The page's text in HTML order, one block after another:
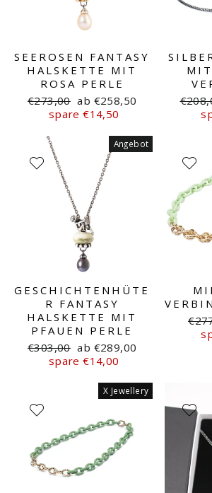
SEEROSEN FANTASY
HALSKETTE MIT
ROSA PERLE
Normaler
Preis
€273,00 Sonderpreis
ab €258,50
spare €14,50
Preis
Angebot
GESCHICHTENHÜTE
R FANTASY
HALSKETTE MIT
PFAUEN PERLE
Normaler
Preis
€303,00 Sonderpreis
ab €289,00
spare €14,00
X Jewellery